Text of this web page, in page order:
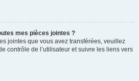
mes pièces jointes ?
jointes que vous avez transférées, veuillez
contrôle de l’utilisateur et suivre les liens vers